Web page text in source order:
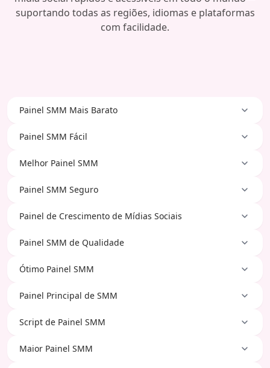
suportando todas as regiões, idiomas e plataformas
com facilidade.
Painel SMM Mais Barato
Painel SMM Fácil
Melhor Painel SMM
Painel SMM Seguro
Painel de Crescimento de Mídias Sociais
Painel SMM de Qualidade
Ótimo Painel SMM
Painel Principal de SMM
Script de Painel SMM
Maior Painel SMM